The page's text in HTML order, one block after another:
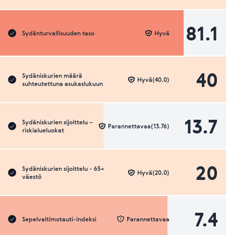
Sydänturvallisuuden taso 81.1
Hyvä
Sydäniskurien määrä
suhteutettuna asukaslukuun
40
Hyvä(40.0)
Sydäniskurien sijoittelu –
riskialueluokat
13.7
Parannettavaa(13.76)
Sydäniskurien sijoittelu - 65+
väestö
20
Hyvä(20.0)
Sepelvaltimotauti-indeksi 7.4
Parannettavaa